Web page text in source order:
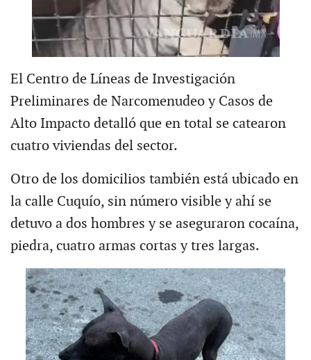
El Centro de Líneas de Investigación
Preliminares de Narcomenudeo y Casos de
Alto Impacto detalló que en total se catearon
cuatro viviendas del sector.
Otro de los domicilios también está ubicado en
la calle Cuquío, sin número visible y ahí se
detuvo a dos hombres y se aseguraron cocaína,
piedra, cuatro armas cortas y tres largas.